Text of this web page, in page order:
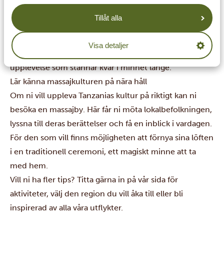
Tillåt alla
Visa detaljer
över Serengetis slätter helt rätt! Ni lyfter tidigt på
morgonen, när allt fortfarande är tyst omkring er, och
svävar sakta fram över savannen. Att få se djuren från
ovan, kanske samtidigt som solen går upp, är en magisk
upplevelse som stannar kvar i minnet länge.
Lär känna massajkulturen på nära håll
Om ni vill uppleva Tanzanias kultur på riktigt kan ni
besöka en massajby. Här får ni möta lokalbefolkningen,
lyssna till deras berättelser och få en inblick i vardagen.
För den som vill finns möjligheten att förnya sina löften
i en traditionell ceremoni, ett magiskt minne att ta
med hem.
Vill ni ha fler tips? Titta gärna in på vår sida för
aktiviteter, välj den region du vill åka till eller bli
inspirerad av alla våra utflykter.